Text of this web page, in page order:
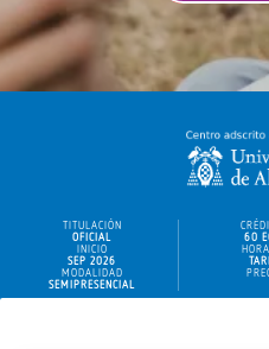
TITULACIÓN
OFICIAL
60
INICIO
SEP 2026
MODALIDAD
SEMIPRESENCIAL